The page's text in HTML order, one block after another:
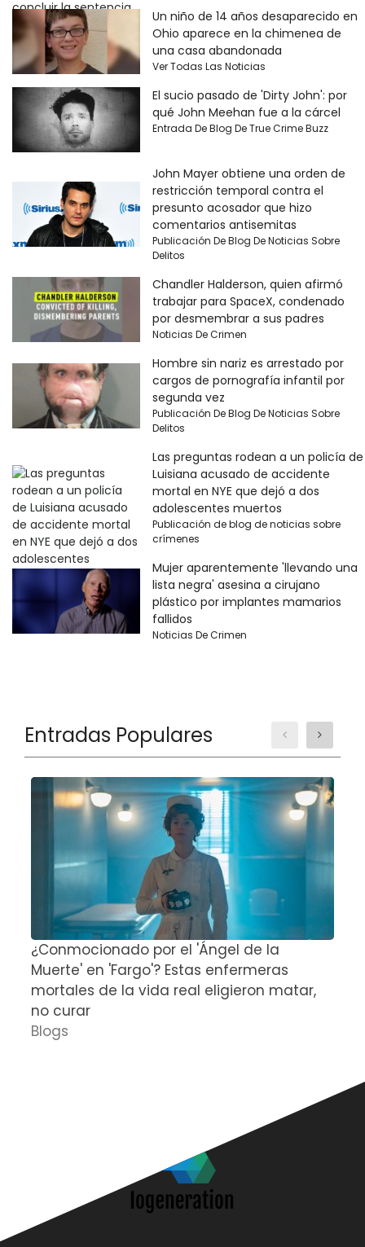
Un niño de 14 años desaparecido en
Ohio aparece en la chimenea de
una casa abandonada
Ver Todas Las Noticias
El sucio pasado de 'Dirty John': por
qué John Meehan fue a la cárcel
Entrada De Blog De True Crime Buzz
John Mayer obtiene una orden de
restricción temporal contra el
presunto acosador que hizo
comentarios antisemitas
Publicación De Blog De Noticias Sobre
Delitos
Chandler Halderson, quien afirmó
trabajar para SpaceX, condenado
por desmembrar a sus padres
Noticias De Crimen
Hombre sin nariz es arrestado por
cargos de pornografía infantil por
segunda vez
Publicación De Blog De Noticias Sobre
Delitos
Las preguntas rodean a un policía de
Luisiana acusado de accidente
mortal en NYE que dejó a dos
adolescentes muertos
Publicación de blog de noticias sobre
crímenes
Mujer aparentemente 'llevando una
lista negra' asesina a cirujano
plástico por implantes mamarios
fallidos
Noticias De Crimen
Entradas Populares
¿Conmocionado por el 'Ángel de la
Muerte' en 'Fargo'? Estas enfermeras
mortales de la vida real eligieron matar,
no curar
Blogs